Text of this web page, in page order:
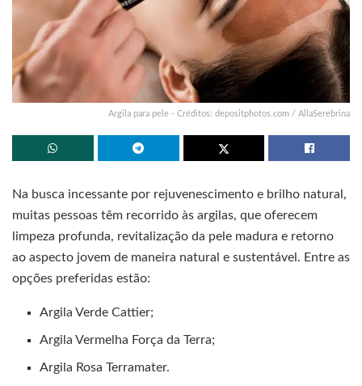
Argila para pele - Créditos: depositphotos.com / AllaSerebrina
Na busca incessante por rejuvenescimento e brilho natural,
muitas pessoas têm recorrido às argilas, que oferecem
limpeza profunda, revitalização da pele madura e retorno
ao aspecto jovem de maneira natural e sustentável. Entre as
opções preferidas estão:
Argila Verde Cattier;
Argila Vermelha Força da Terra;
Argila Rosa Terramater.